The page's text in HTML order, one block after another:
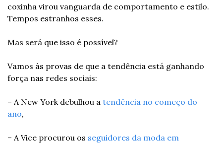
coxinha virou vanguarda de comportamento e estilo.
Tempos estranhos esses.
Mas será que isso é possível?
Vamos às provas de que a tendência está ganhando
força nas redes sociais:
– A New York debulhou a tendência no começo do
ano,
– A Vice procurou os seguidores da moda em